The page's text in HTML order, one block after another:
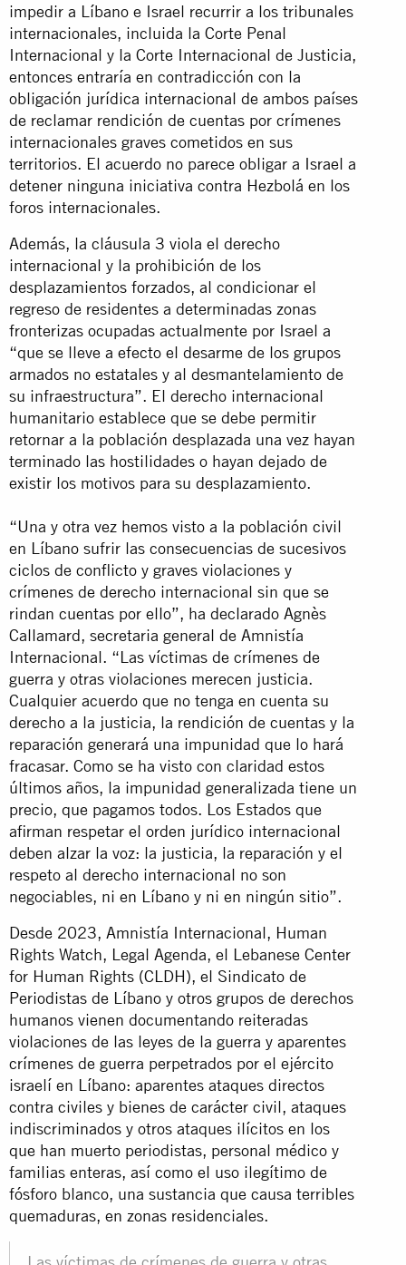
impedir a Líbano e Israel recurrir a los tribunales
internacionales, incluida la Corte Penal
Internacional y la Corte Internacional de Justicia,
entonces entraría en contradicción con la
obligación jurídica internacional de ambos países
de reclamar rendición de cuentas por crímenes
internacionales graves cometidos en sus
territorios. El acuerdo no parece obligar a Israel a
detener ninguna iniciativa contra Hezbolá en los
foros internacionales.
Además, la cláusula 3 viola el derecho
internacional y la prohibición de los
desplazamientos forzados, al condicionar el
regreso de residentes a determinadas zonas
fronterizas ocupadas actualmente por Israel a
“que se lleve a efecto el desarme de los grupos
armados no estatales y al desmantelamiento de
su infraestructura”. El derecho internacional
humanitario establece que se debe permitir
retornar a la población desplazada una vez hayan
terminado las hostilidades o hayan dejado de
existir los motivos para su desplazamiento.
“Una y otra vez hemos visto a la población civil
en Líbano sufrir las consecuencias de sucesivos
ciclos de conflicto y graves violaciones y
crímenes de derecho internacional sin que se
rindan cuentas por ello”, ha declarado Agnès
Callamard, secretaria general de Amnistía
Internacional. “Las víctimas de crímenes de
guerra y otras violaciones merecen justicia.
Cualquier acuerdo que no tenga en cuenta su
derecho a la justicia, la rendición de cuentas y la
reparación generará una impunidad que lo hará
fracasar. Como se ha visto con claridad estos
últimos años, la impunidad generalizada tiene un
precio, que pagamos todos. Los Estados que
afirman respetar el orden jurídico internacional
deben alzar la voz: la justicia, la reparación y el
respeto al derecho internacional no son
negociables, ni en Líbano y ni en ningún sitio”.
Desde 2023, Amnistía Internacional, Human
Rights Watch, Legal Agenda, el Lebanese Center
for Human Rights (CLDH), el Sindicato de
Periodistas de Líbano y otros grupos de derechos
humanos vienen documentando reiteradas
violaciones de las leyes de la guerra y aparentes
crímenes de guerra perpetrados por el ejército
israelí en Líbano: aparentes ataques directos
contra civiles y bienes de carácter civil, ataques
indiscriminados y otros ataques ilícitos en los
que han muerto periodistas, personal médico y
familias enteras, así como el uso ilegítimo de
fósforo blanco, una sustancia que causa terribles
quemaduras, en zonas residenciales.